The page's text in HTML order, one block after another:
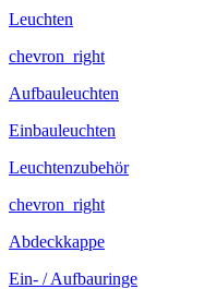
Leuchten
chevron_right
Aufbauleuchten
Einbauleuchten
Leuchtenzubehör
chevron_right
Abdeckkappe
Ein- / Aufbauringe